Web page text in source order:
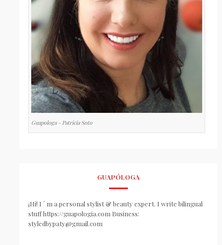
Guapologa - Patricia Soto
GUAPÓLOGA
¡Hi! I ´ m a personal stylist & beauty expert. I write bilingual
stuff https://guapologia.com Business:
styledbypaty@gmail.com